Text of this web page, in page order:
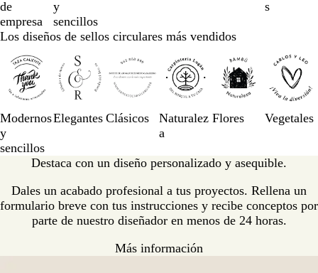
de
empresa
y
sencillos
s
3
de
un
total
Los diseños de sellos circulares más vendidos
Modernos
y
sencillos
Elegantes Clásicos
Naturalez
a
Flores Vegetales
de
a
la
3
de
total
de
Destaca con un diseño personalizado y asequible.
Dales un acabado profesional a tus proyectos. Rellena un
formulario breve con tus instrucciones y recibe conceptos por
parte de nuestro diseñador en menos de 24 horas.
Más información